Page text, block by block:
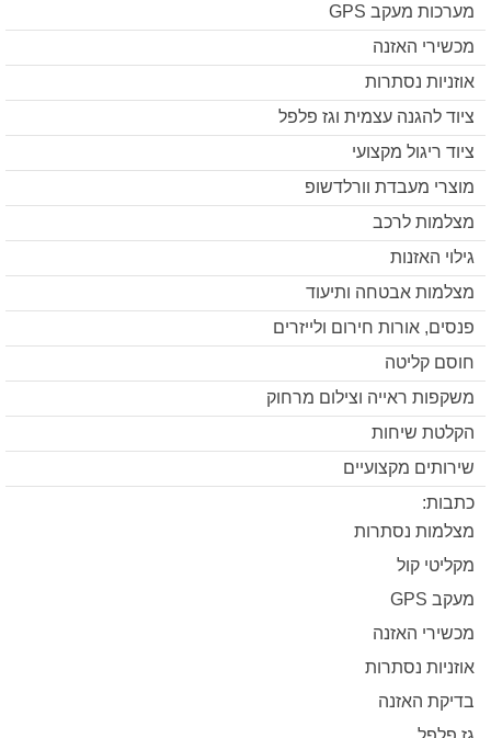
מערכות מעקב GPS
מכשירי האזנה
אוזניות נסתרות
ציוד להגנה עצמית וגז פלפל
ציוד ריגול מקצועי
מוצרי מעבדת וורלדשופ
מצלמות לרכב
גילוי האזנות
מצלמות אבטחה ותיעוד
פנסים, אורות חירום ולייזרים
חוסם קליטה
משקפות ראייה וצילום מרחוק
הקלטת שיחות
שירותים מקצועיים
כתבות:
מצלמות נסתרות
מקליטי קול
מעקב GPS
מכשירי האזנה
אוזניות נסתרות
בדיקת האזנה